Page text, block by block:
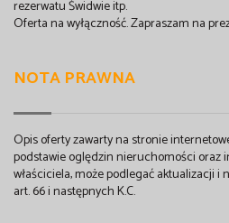
rezerwatu Świdwie itp.
Oferta na wyłączność. Zapraszam na
NOTA PRAWNA
Opis oferty zawarty na stronie
podstawie oględzin nieruchomości oraz
właściciela, może podlegać aktualizacji i
art. 66 i następnych K.C.